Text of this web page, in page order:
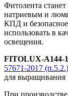
Фитолента
натриевым и
КПД и
использовать в
освещения.
FITOLUX-A144-
57671-2017 (п.5.2.)
для выращивания
При